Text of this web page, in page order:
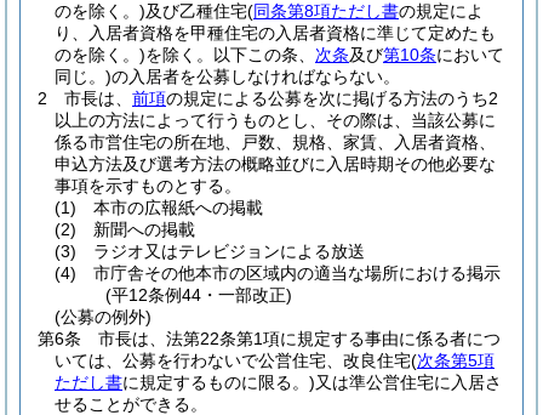
のを除く。)及び乙種住宅(同条第8項ただし書の規定によ
り、入居者資格を甲種住宅の入居者資格に準じて定めたも
のを除く。)を除く。以下この条、 次条及び第10条において
同じ。)の入居者を公募しなければならない。
2
市長は、 前項の規定による公募を次に掲げる方法のうち2
以上の方法によって行うものとし、その際は、当該公募に
係る市営住宅の所在地、戸数、規格、家賃、入居者資格、
申込方法及び選考方法の概略並びに入居時期その他必要な
事項を示すものとする。
(1)
本市の広報紙への掲載
(2)
新聞への掲載
(3)
ラジオ又はテレビジョンによる放送
(4)
市庁舎その他本市の区域内の適当な場所における掲示
(平12条例44・一部改正)
(公募の例外)
第6条
市長は、法第22条第1項に規定する事由に係る者につ
いては、公募を行わないで公営住宅、改良住宅(次条第5項
ただし書に規定するものに限る。)又は準公営住宅に入居さ
せることができる。